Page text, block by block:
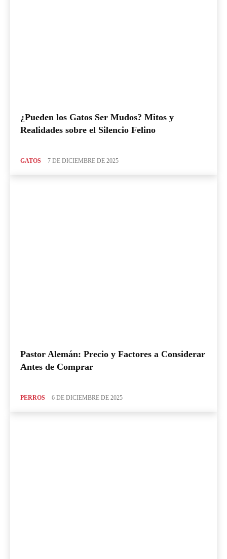
¿Pueden los Gatos Ser Mudos? Mitos y
Realidades sobre el Silencio Felino
GATOS 7 DE DICIEMBRE DE 2025
Pastor Alemán: Precio y Factores a Considerar
Antes de Comprar
PERROS 6 DE DICIEMBRE DE 2025